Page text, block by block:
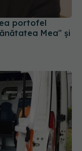
portofel
Mea" și